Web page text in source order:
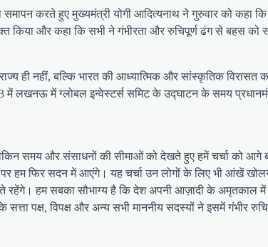
करते हुए मुख्यमंत्री योगी आदित्यनाथ ने गुरुवार को कहा
किया और कहा कि सभी ने गंभीरता और रुचिपूर्ण ढंग से बहस
नहीं, बल्कि भारत की आध्यात्मिक और सांस्कृतिक विरासत
लखनऊ में ग्लोबल इन्वेस्टर्स समिट के उद्घाटन के समय
समय और संसाधनों की सीमाओं को देखते हुए हमें चर्चा को आगे
हम फिर सदन में आएंगे। यह चर्चा उन लोगों के लिए भी आंखें
हम सबका सौभाग्य है कि देश अपनी आज़ादी के अमृतकाल में
पक्ष, विपक्ष और अन्य सभी माननीय सदस्यों ने इसमें गंभीर रुचि